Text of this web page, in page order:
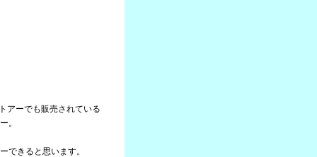
アーでも販売されている
。
できると思います。